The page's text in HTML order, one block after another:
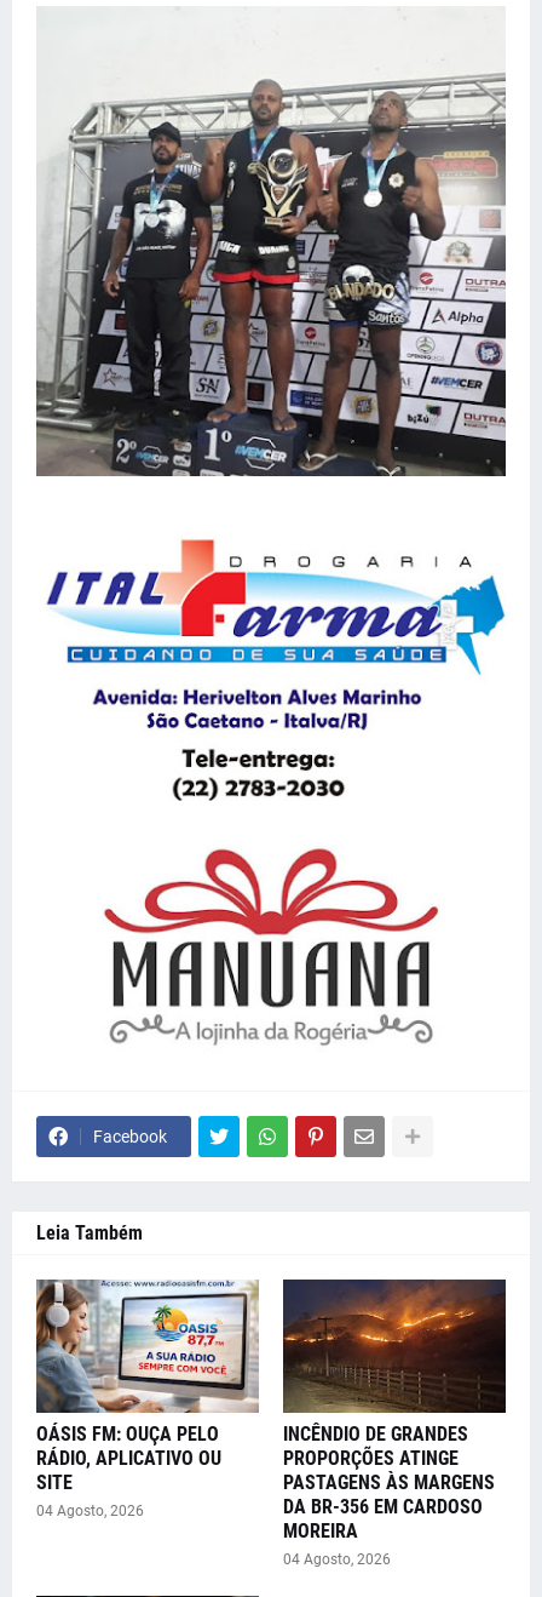
Facebook
Leia Também
OÁSIS FM: OUÇA PELO
RÁDIO, APLICATIVO OU
SITE
04 Agosto, 2026
INCÊNDIO DE GRANDES
PROPORÇÕES ATINGE
PASTAGENS ÀS MARGENS
DA BR-356 EM CARDOSO
MOREIRA
04 Agosto, 2026